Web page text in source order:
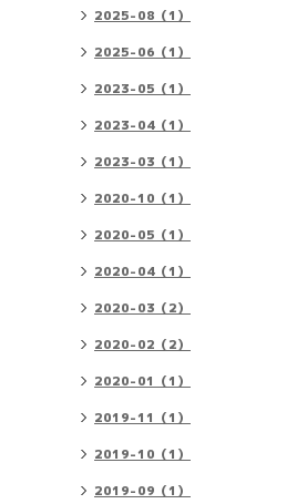
2025-08（1）
2025-06（1）
2023-05（1）
2023-04（1）
2023-03（1）
2020-10（1）
2020-05（1）
2020-04（1）
2020-03（2）
2020-02（2）
2020-01（1）
2019-11（1）
2019-10（1）
2019-09（1）